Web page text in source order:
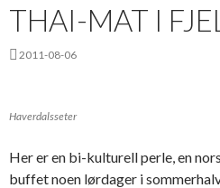
THAI-MAT I
2011-08-06
Haverdalsseter
Her er en bi-kulturell perle, en
buffet noen lørdager i